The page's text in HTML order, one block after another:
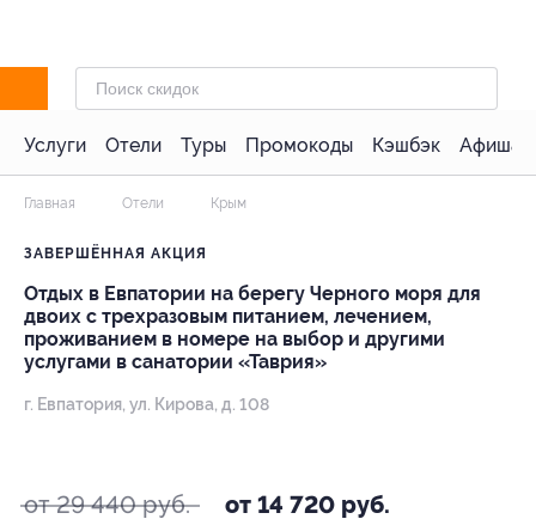
Услуги Отели Туры Промокоды Кэшбэк Афиша
Главная Отели Крым
ЗАВЕРШЁННАЯ АКЦИЯ
Отдых в Евпатории на берегу Черного моря для
двоих с трехразовым питанием, лечением,
проживанием в номере на выбор и другими
услугами в санатории «Таврия»
г. Евпатория, ул. Кирова, д. 108
от 29 440 руб. от 14 720 руб.